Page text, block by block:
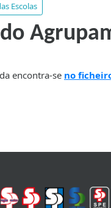
Escolas
encontra-se no